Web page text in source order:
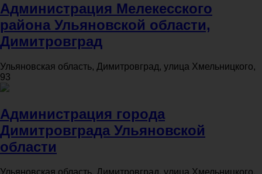
Администрация Мелекесского
района Ульяновской области,
Димитровград
Ульяновская область, Димитровград, улица Хмельницкого,
93
Администрация города
Димитровграда Ульяновской
области
Ульяновская область, Димитровград, улица Хмельницкого,